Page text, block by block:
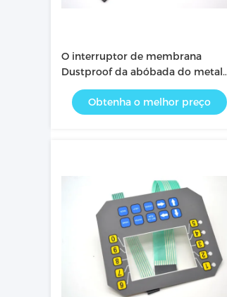
O interruptor de membrana
Dustproof da abóbada do metal
da exposição de diodo emissor de
luz com 3M55230 suporta o
esparadrapo
Obtenha o melhor preço